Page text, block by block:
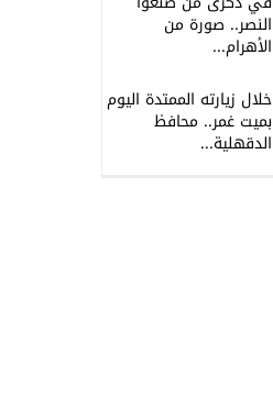
النصر.. صورة من
الأهرام...
خلال زيارته الممتدة اليوم
بميت غمر.. محافظ
الدقهلية...